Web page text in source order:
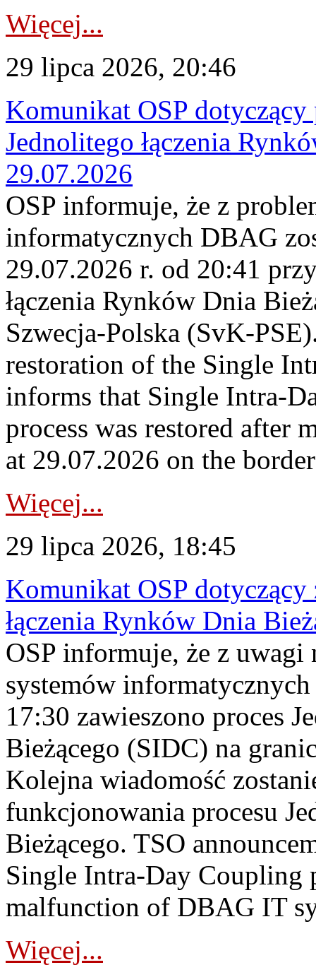
Więcej...
29 lipca 2026, 20:46
Komunikat OSP
Jednolitego łączenia
29.07.2026
OSP informuje, że z
informatycznych DBAG
29.07.2026 r. od 20:41
łączenia Rynków Dnia
Szwecja-Polska (SvK-
restoration of the Single
informs that Single Intra-
process was restored after
at 29.07.2026 on the
Więcej...
29 lipca 2026, 18:45
Komunikat OSP dotyczący
łączenia Rynków Dnia
OSP informuje, że z uwagi
systemów
17:30 zawieszono proces
Bieżącego (SIDC) na
Kolejna wiadomość
funkcjonowania procesu
Bieżącego. TSO
Single Intra-Day Coupling
malfunction of DBAG IT
Więcej...